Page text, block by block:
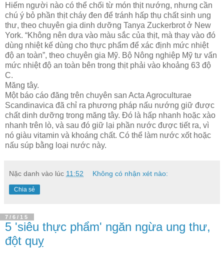
Hiếm người nào có thể chối từ món thịt nướng, nhưng cần
chú ý bỏ phần thịt cháy đen để tránh hấp thụ chất sinh ung
thư, theo chuyên gia dinh dưỡng Tanya Zuckerbrot ở New
York. “Không nên dựa vào màu sắc của thịt, mà thay vào đó
dùng nhiệt kế dùng cho thực phẩm để xác định mức nhiệt
độ an toàn”, theo chuyên gia Mỹ. Bộ Nông nghiệp Mỹ tư vấn
mức nhiệt độ an toàn bên trong thịt phải vào khoảng 63 độ
C.
Măng tây.
Một báo cáo đăng trên chuyên san Acta Agroculturae
Scandinavica đã chỉ ra phương pháp nấu nướng giữ được
chất dinh dưỡng trong măng tây. Đó là hấp nhanh hoặc xào
nhanh trên lò, và sau đó giữ lại phần nước được tiết ra, vì
nó giàu vitamin và khoáng chất. Có thể làm nước xốt hoặc
nấu súp bằng loại nước này.
Nặc danh vào lúc 11:52 Không có nhận xét nào:
Chia sẻ
7/6/15
5 'siêu thực phẩm' ngăn ngừa ung thư,
đột quỵ